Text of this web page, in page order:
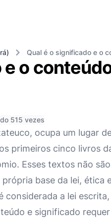
Qual é o significado e o
o
515 vezes
ocupa um lugar
primeiros cinco livros
Esses textos não
base da lei, ética
a lei
e significado